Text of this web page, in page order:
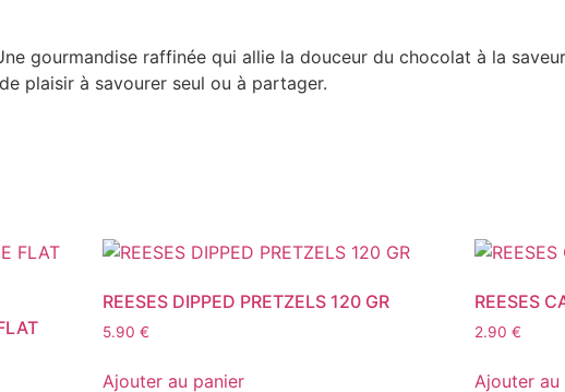
gourmandise raffinée qui allie la douceur du chocolat à la
plaisir à savourer seul ou à partager.
REESES DIPPED PRETZELS 120 GR
5.90 €
Ajouter au panier
REESES
2.90 €
Ajouter au